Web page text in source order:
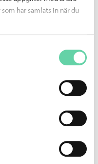
har samlats in när du